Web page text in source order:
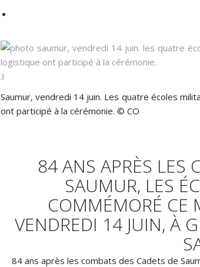
3
Saumur, vendredi 14 juin. Les quatre écoles
ont participé à la cérémonie. © CO
84 ANS APRÈS LES
SAUMUR, LES
COMMÉMORÉ CE
VENDREDI 14 JUIN, À
84 ans après les combats des Cadets de